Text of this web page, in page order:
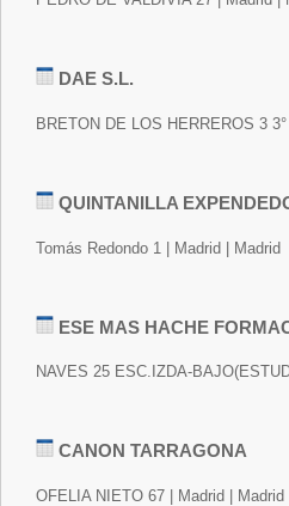
DAE S.L.
BRETON DE LOS HERREROS 3
QUINTANILLA
Tomás Redondo 1 | Madrid | Madrid
ESE MAS HACHE
NAVES 25 ESC.IZDA-
CANON TARRAGONA
OFELIA NIETO 67 | Madrid | Madrid